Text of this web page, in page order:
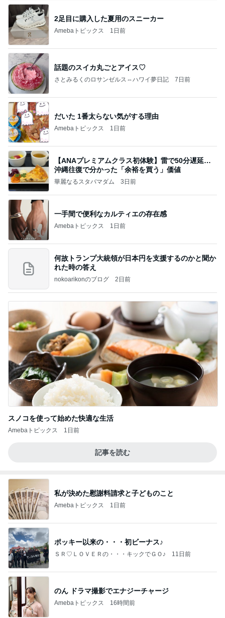
2足目に購入した夏用のスニーカー
Amebaトピックス 1日前
話題のスイカ丸ごとアイス♡
さとみるくのロサンゼルス⇔ハワイ夢日記 7日前
だいた 1番太らない気がする理由
Amebaトピックス 1日前
【ANAプレミアムクラス初体験】雷で50分遅延…
沖縄往復で分かった「余裕を買う」価値
華麗なるスタバマダム 3日前
一手間で便利なカルティエの存在感
Amebaトピックス 1日前
何故トランプ大統領が日本円を支援するのかと聞か
れた時の答え
nokoarikonのブログ 2日前
スノコを使って始めた快適な生活
Amebaトピックス 1日前
記事を読む
私が決めた慰謝料請求と子どものこと
Amebaトピックス 1日前
ポッキー以来の・・・初ビーナス♪
ＳＲ♡ＬＯＶＥＲの・・・キックでＧＯ♪ 11日前
のん ドラマ撮影でエナジーチャージ
Amebaトピックス 16時間前